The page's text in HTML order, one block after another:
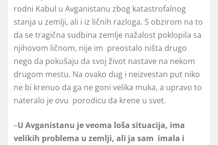
rodni Kabul u Avganistanu zbog katastrofalnog
stanja u zemlji, ali i iz ličnih razloga. S obzirom na to
da se tragična sudbina zemlje nažalost poklopila sa
njihovom ličnom, nije im preostalo ništa drugo
nego da pokušaju da svoj život nastave na nekom
drugom mestu. Na ovako dug i neizvestan put niko
ne bi krenuo da ga ne goni velika muka, a upravo to
nateralo je ovu porodicu da krene u svet.
–U Avganistanu je veoma loša situacija, ima
velikih problema u zemlji, ali ja sam imala i